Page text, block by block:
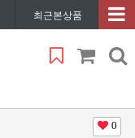
최근본상품
0